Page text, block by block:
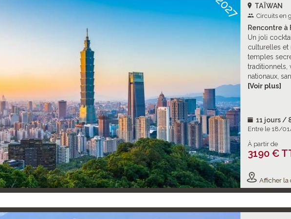
TAÏWAN
Circuits en
Rencontre à
Un joli
culturelles et
temples
traditionnels,
nationaux,
et la
[Voir plus]
11 jours /
Entre le 18/
À partir de
3190 €
Afficher la
2027